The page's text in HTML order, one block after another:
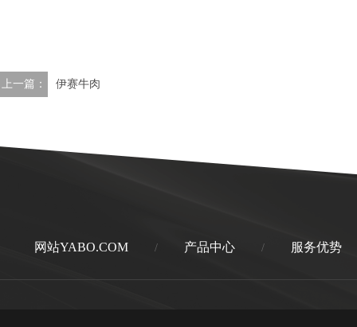
上一篇： 伊赛牛肉
网站YABO.COM / 产品中心 / 服务优势